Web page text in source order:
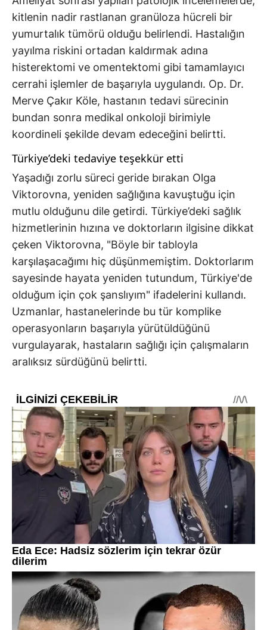
kitlenin nadir rastlanan granüloza hücreli bir
yumurtalık tümörü olduğu belirlendi. Hastalığın
yayılma riskini ortadan kaldırmak adına
histerektomi ve omentektomi gibi tamamlayıcı
cerrahi işlemler de başarıyla uygulandı. Op. Dr.
Merve Çakır Köle, hastanın tedavi sürecinin
bundan sonra medikal onkoloji birimiyle
koordineli şekilde devam edeceğini belirtti.
Türkiye’deki tedaviye teşekkür etti
Yaşadığı zorlu süreci geride bırakan Olga
Viktorovna, yeniden sağlığına kavuştuğu için
mutlu olduğunu dile getirdi. Türkiye’deki sağlık
hizmetlerinin hızına ve doktorların ilgisine dikkat
çeken Viktorovna, "Böyle bir tabloyla
karşılaşacağımı hiç düşünmemiştim. Doktorlarım
sayesinde hayata yeniden tutundum, Türkiye'de
olduğum için çok şanslıyım" ifadelerini kullandı.
Uzmanlar, hastanelerinde bu tür komplike
operasyonların başarıyla yürütüldüğünü
vurgulayarak, hastaların sağlığı için çalışmaların
aralıksız sürdüğünü belirtti.